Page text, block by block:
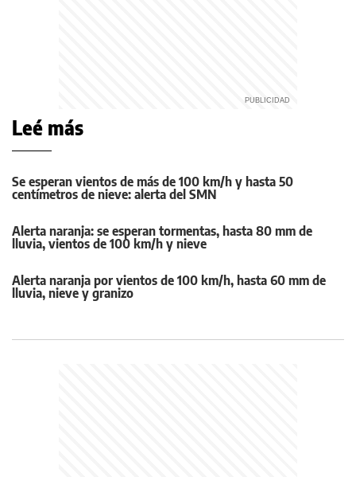
Leé más
Se esperan vientos de más de 100 km/h y hasta 50
centímetros de nieve: alerta del SMN
Alerta naranja: se esperan tormentas, hasta 80 mm de
lluvia, vientos de 100 km/h y nieve
Alerta naranja por vientos de 100 km/h, hasta 60 mm de
lluvia, nieve y granizo